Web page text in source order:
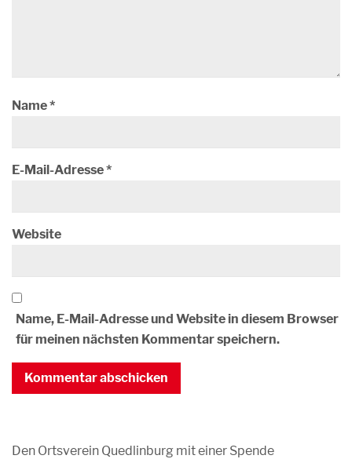
Name*
E-Mail-Adresse*
Website
Name, E-Mail-Adresse und Website in diesem Browser
für meinen nächsten Kommentar speichern.
Den Ortsverein Quedlinburg mit einer Spende